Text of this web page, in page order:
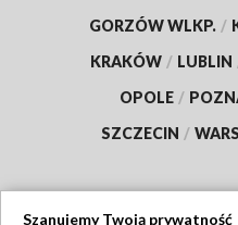
GORZÓW WLKP. /
KRAKÓW / LUBLIN
OPOLE /
SZCZECIN /
Szanujemy Twoją prywatność